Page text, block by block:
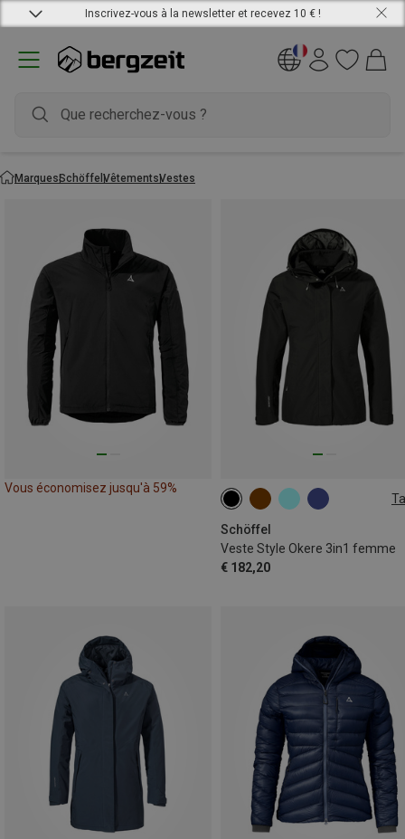
Inscrivez-vous à la newsletter et recevez 10 € !
MarquesSchöffel VêtementsVestes
Vous économisez jusqu'à 59%
Schöffel
Veste Style Okere 3in1 femme
€ 182,20
M L XL
5XL